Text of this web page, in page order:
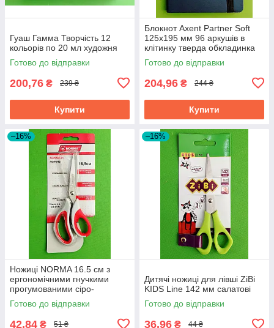
Гуаш Гамма Творчість 12
кольорів по 20 мл художня
Готово до відправки
200,76 ₴ 239 ₴
Купити
Блокнот Axent Partner Soft
125х195 мм 96 аркушів в
клітинку тверда обкладинка
синій
Готово до відправки
204,96 ₴ 244 ₴
Купити
–16%
Ножиці NORMA 16.5 см з
ергономічними гнучкими
прогумованими сіро-
червоними ручками 1.8 мм
Готово до відправки
42,84 ₴ 51 ₴
–16%
Дитячі ножиці для лівші ZiBi
KIDS Line 142 мм салатові
Готово до відправки
36,96 ₴ 44 ₴